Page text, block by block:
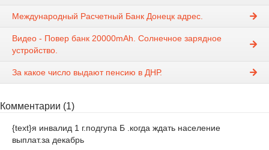
Международный Расчетный Банк Донецк адрес.
Видео - Повер банк 20000mAh. Солнечное зарядное
устройство.
За какое число выдают пенсию в ДНР.
Комментарии (1)
{text}я инвалид 1 г.подгупа Б .когда ждать население
выплат.за декабрь